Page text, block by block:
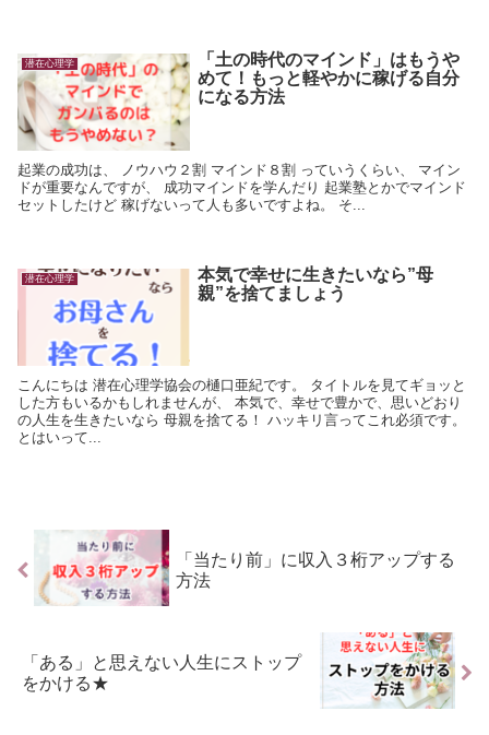
潜在心理学
「土の時代のマインド」はもうや
めて！もっと軽やかに稼げる自分
になる方法
起業の成功は、 ノウハウ２割 マインド８割 っていうくらい、 マイン
ドが重要なんですが、 成功マインドを学んだり 起業塾とかでマインド
セットしたけど 稼げないって人も多いですよね。 そ...
潜在心理学
本気で幸せに生きたいなら”母
親”を捨てましょう
こんにちは 潜在心理学協会の樋口亜紀です。 タイトルを見てギョッと
した方もいるかもしれませんが、 本気で、幸せで豊かで、思いどおり
の人生を生きたいなら 母親を捨てる！ ハッキリ言ってこれ必須です。
とはいって...
「当たり前」に収入３桁アップする
方法
「ある」と思えない人生にストップ
をかける★